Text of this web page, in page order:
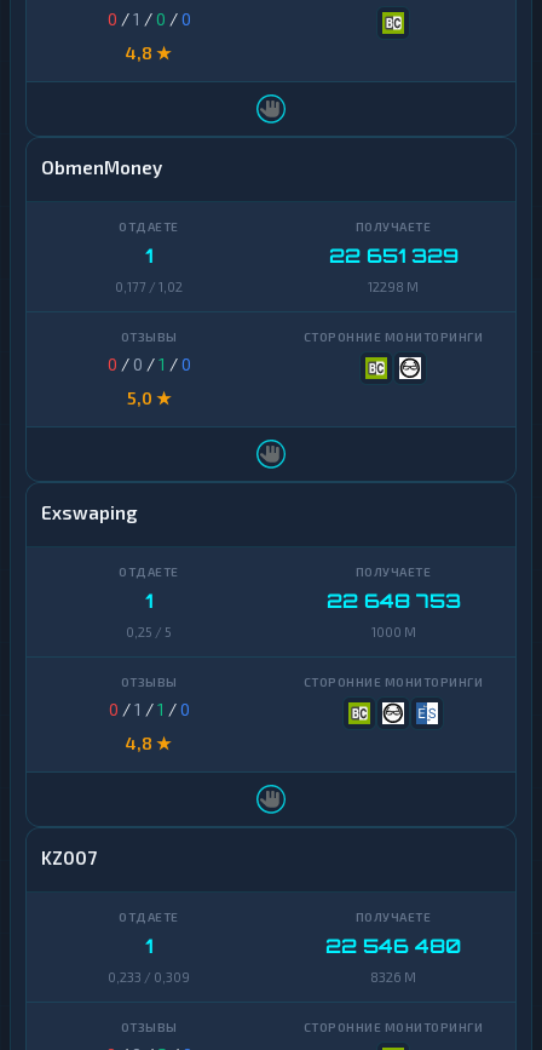
0 /1 /0 /0
4,8 ★
ObmenMoney
1
0,177 / 1,02
22 651 329
12298 M
0 / 0 /1 /0
5,0 ★
Exswaping
1
0,25 / 5
22 648 753
1000 M
0 /1 /1 /0
4,8 ★
KZ007
1
0,233 / 0,309
22 546 480
8326 M